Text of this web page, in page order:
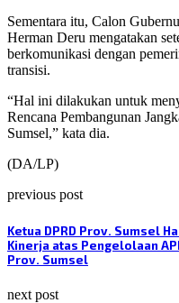
Sementara itu, Calon
Herman Deru mengatakan
berkomunikasi dengan
transisi.
“Hal ini dilakukan untuk
Rencana Pembangunan
Sumsel,” kata dia.
(DA/LP)
previous post
Ketua DPRD Prov. Sumsel
Kinerja atas Pengelolaan
Prov. Sumsel
next post